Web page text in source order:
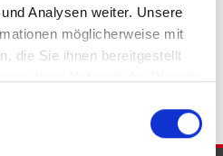
Analysen weiter. Unsere
möglicherweise mit
die Sie ihnen bereitgestellt
Wohnung Bad Eilsen
kaufen
Immobilien Bad Eilsen